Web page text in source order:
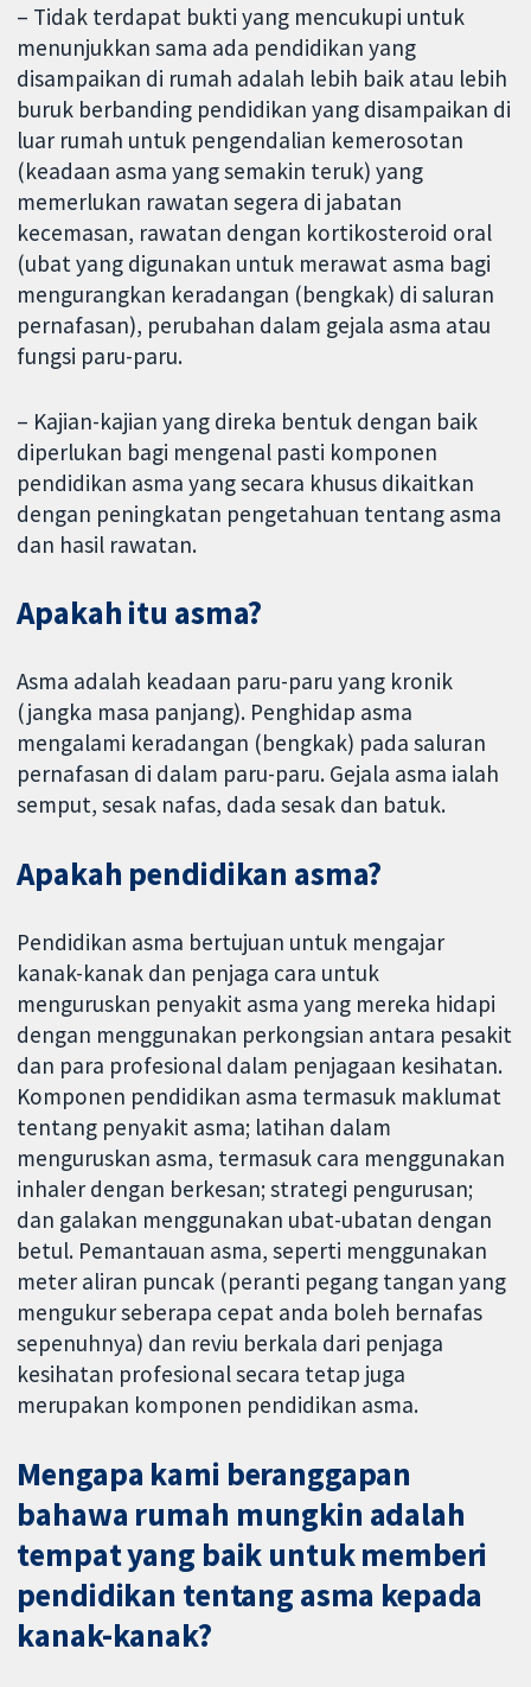
– Tidak terdapat bukti yang mencukupi untuk
menunjukkan sama ada pendidikan yang
disampaikan di rumah adalah lebih baik atau lebih
buruk berbanding pendidikan yang disampaikan di
luar rumah untuk pengendalian kemerosotan
(keadaan asma yang semakin teruk) yang
memerlukan rawatan segera di jabatan
kecemasan, rawatan dengan kortikosteroid oral
(ubat yang digunakan untuk merawat asma bagi
mengurangkan keradangan (bengkak) di saluran
pernafasan), perubahan dalam gejala asma atau
fungsi paru-paru.
– Kajian-kajian yang direka bentuk dengan baik
diperlukan bagi mengenal pasti komponen
pendidikan asma yang secara khusus dikaitkan
dengan peningkatan pengetahuan tentang asma
dan hasil rawatan.
Apakah itu asma?
Asma adalah keadaan paru-paru yang kronik
(jangka masa panjang). Penghidap asma
mengalami keradangan (bengkak) pada saluran
pernafasan di dalam paru-paru. Gejala asma ialah
semput, sesak nafas, dada sesak dan batuk.
Apakah pendidikan asma?
Pendidikan asma bertujuan untuk mengajar
kanak-kanak dan penjaga cara untuk
menguruskan penyakit asma yang mereka hidapi
dengan menggunakan perkongsian antara pesakit
dan para profesional dalam penjagaan kesihatan.
Komponen pendidikan asma termasuk maklumat
tentang penyakit asma; latihan dalam
menguruskan asma, termasuk cara menggunakan
inhaler dengan berkesan; strategi pengurusan;
dan galakan menggunakan ubat-ubatan dengan
betul. Pemantauan asma, seperti menggunakan
meter aliran puncak (peranti pegang tangan yang
mengukur seberapa cepat anda boleh bernafas
sepenuhnya) dan reviu berkala dari penjaga
kesihatan profesional secara tetap juga
merupakan komponen pendidikan asma.
Mengapa kami beranggapan
bahawa rumah mungkin adalah
tempat yang baik untuk memberi
pendidikan tentang asma kepada
kanak-kanak?